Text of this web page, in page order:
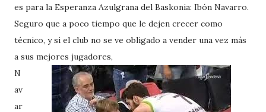
es para la Esperanza Azulgrana del Baskonia: Ibón Navarro.
Seguro que a poco tiempo que le dejen crecer como
técnico, y si el club no se ve obligado a vender una vez más
a sus mejores jugadores,
N
av
ar